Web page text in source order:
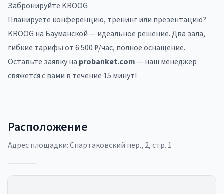
Забронируйте KROOG
Планируете конференцию, тренинг или презентацию?
KROOG на Бауманской — идеальное решение. Два зала,
гибкие тарифы от 6 500 ₽/час, полное оснащение.
Оставьте заявку на probanket.com— наш менеджер
свяжется с вами в течение 15 минут!
Расположение
Адрес площадки:Спартаковский пер., 2, стр. 1